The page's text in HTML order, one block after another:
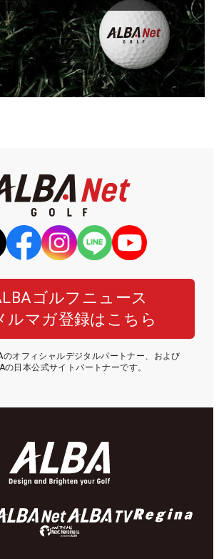
ゴルフニュース
ルマガ登録はこちら
のオフィシャルデジタルパートナー、および
の日本公式サイトパートナーです。